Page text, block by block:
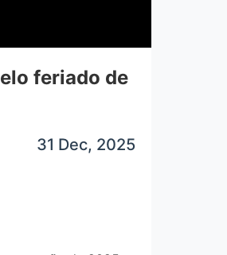
feriado de
31 Dec, 2025